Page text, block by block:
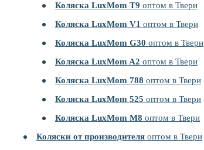
Коляска LuxMom T9 оптом в Твери
Коляска LuxMom V1 оптом в Твери
Коляска LuxMom G30 оптом в Твери
Коляска LuxMom A2 оптом в Твери
Коляска LuxMom 788 оптом в Твери
Коляска LuxMom 525 оптом в Твери
Коляска LuxMom M8 оптом в Твери
Коляски от производителя оптом в Твери